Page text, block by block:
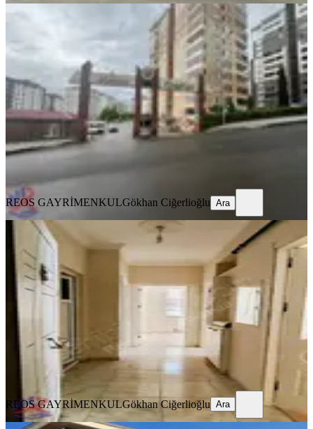
Reos Gayrimenkul'den Mimoza
Sitesinde 200m² Kiralık 4+1
Onikişubat, Tekerek Mahallesi
4+1·220 m²·5. Kat·05.08.2026
31.500 ₺
REOS GAYRİMENKUL
REOS GAYRİMENKULGökhan Ciğerlioğlu Ara
YENİ
Reos Tan 2+1 Kiralık Abdülhamitte
Onikişubat, Abdülhamid Han Mahallesi
100 m² 5. Kat 05.08.2026
REOS GAYRİMENKULGökhan Ciğerlioğlu
REOS GAYRİMENKULGökhan Ciğerlioğlu Ara